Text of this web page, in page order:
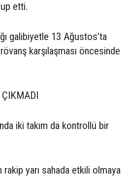
etti.
galibiyetle 13 Ağustos’ta
karşılaşması öncesinde
ÇIKMADI
iki takım da kontrollü bir
yarı sahada etkili olmaya